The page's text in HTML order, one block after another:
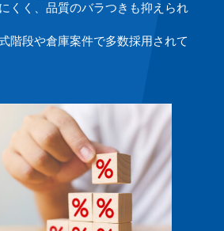
くく、品質のバラつきも抑えられ
階段や倉庫案件で多数採用されて